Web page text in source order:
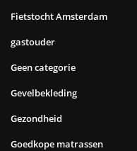
Fietstocht Amsterdam
gastouder
Geen categorie
Gevelbekleding
Gezondheid
Goedkope matrassen